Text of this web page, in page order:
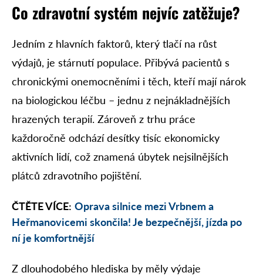
Co zdravotní systém nejvíc zatěžuje?
Jedním z hlavních faktorů, který tlačí na růst
výdajů, je stárnutí populace. Přibývá pacientů s
chronickými onemocněními i těch, kteří mají nárok
na biologickou léčbu – jednu z nejnákladnějších
hrazených terapií. Zároveň z trhu práce
každoročně odchází desítky tisíc ekonomicky
aktivních lidí, což znamená úbytek nejsilnějších
plátců zdravotního pojištění.
ČTĚTE VÍCE: Oprava silnice mezi Vrbnem a
Heřmanovicemi skončila! Je bezpečnější, jízda po
ní je komfortnější
Z dlouhodobého hlediska by měly výdaje